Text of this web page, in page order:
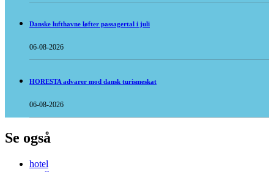
Danske lufthavne løfter passagertal i juli
06-08-2026
HORESTA advarer mod dansk turismeskat
06-08-2026
Se også
hotel